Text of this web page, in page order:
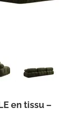
en tissu –